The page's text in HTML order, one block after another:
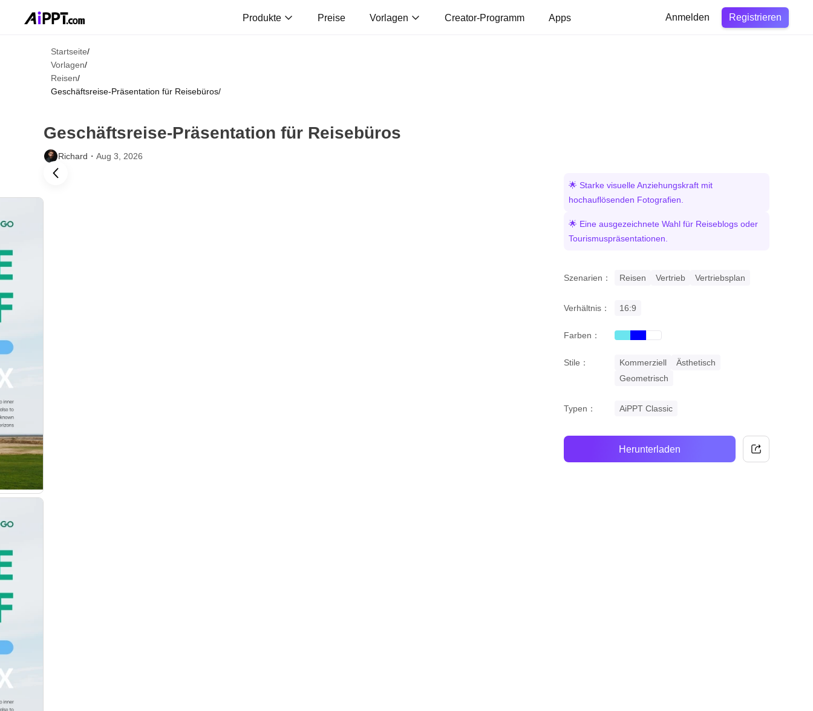
Produkte Preise Vorlagen Creator-Programm Apps Anmelden Registrieren
Startseite/
Vorlagen/
Reisen/
Geschäftsreise-Präsentation für Reisebüros/
Geschäftsreise-Präsentation für Reisebüros
Richard・ Aug 3, 2026
🌟 Starke visuelle Anziehungskraft mit
hochauflösenden Fotografien.
🌟 Eine ausgezeichnete Wahl für Reiseblogs oder
Tourismuspräsentationen.
Szenarien： Reisen Vertrieb Vertriebsplan
Verhältnis： 16:9
Farben： cyanbluewhite
Stile： Kommerziell
Ästhetisch
Geometrisch
Typen： AiPPT Classic
Herunterladen